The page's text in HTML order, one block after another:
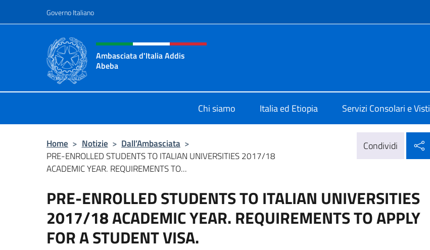
Governo Italiano
Intestazione sito, social e menù
Ambasciata d'Italia Addis
Abeba
Chi siamo Italia ed Etiopia Servizi Consolari e Visti
Home > Notizie > Dall’Ambasciata >
PRE-ENROLLED STUDENTS TO ITALIAN UNIVERSITIES 2017/18
ACADEMIC YEAR. REQUIREMENTS TO...
Condividi
PRE-ENROLLED STUDENTS TO ITALIAN UNIVERSITIES
2017/18 ACADEMIC YEAR. REQUIREMENTS TO APPLY
FOR A STUDENT VISA.